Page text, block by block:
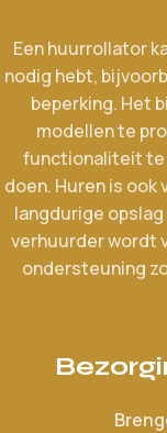
Een huurrollator
nodig hebt,
beperking. Het
modellen te
functionaliteit te
doen. Huren is
langdurige
verhuurder wordt
ondersteuning